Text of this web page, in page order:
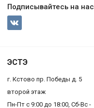
Подписывайтесь на нас
ЭСТЭ
г. Кстово пр. Победы д. 5
второй этаж
Пн-Пт с 9:00 до 18:00, Сб-Вс -